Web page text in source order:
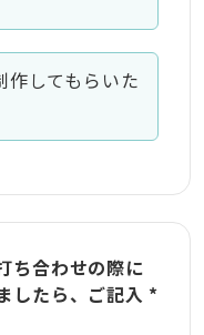
作してもらいた
ち合わせの際に
したら、ご記入 *